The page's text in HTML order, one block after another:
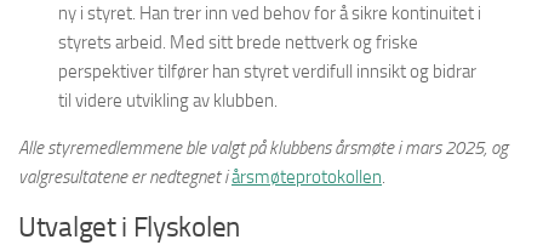
ny i styret. Han trer inn ved behov for å sikre kontinuitet i
styrets arbeid. Med sitt brede nettverk og friske
perspektiver tilfører han styret verdifull innsikt og bidrar
til videre utvikling av klubben.
Alle styremedlemmene ble valgt på klubbens årsmøte i mars 2025, og
valgresultatene er nedtegnet iårsmøteprotokollen
Utvalget i Flyskolen